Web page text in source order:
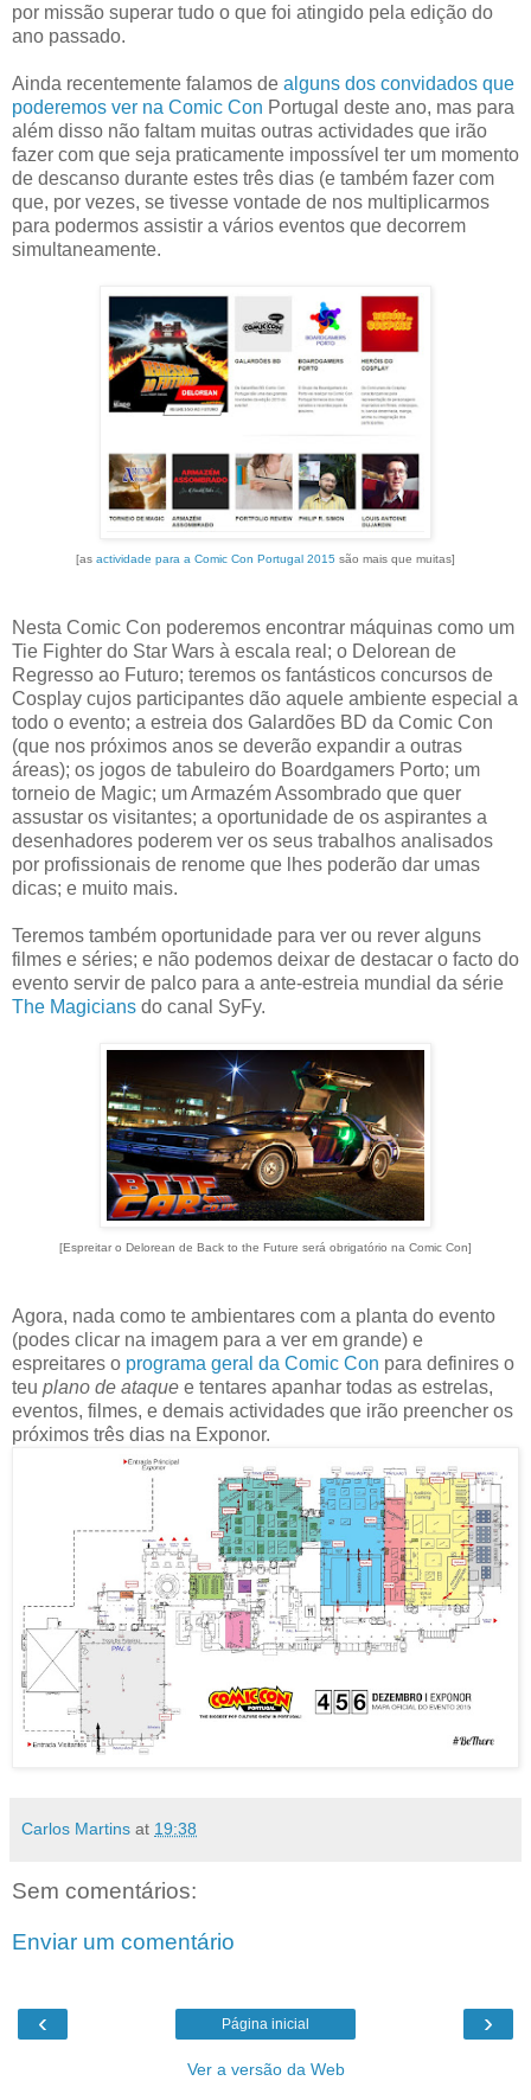
por missão superar tudo o que foi atingido pela edição do
ano passado.
Ainda recentemente falamos de alguns dos convidados que
poderemos ver na Comic Con Portugal deste ano, mas para
além disso não faltam muitas outras actividades que irão
fazer com que seja praticamente impossível ter um momento
de descanso durante estes três dias (e também fazer com
que, por vezes, se tivesse vontade de nos multiplicarmos
para podermos assistir a vários eventos que decorrem
simultaneamente.
[as actividade para a Comic Con Portugal 2015 são mais que muitas]
Nesta Comic Con poderemos encontrar máquinas como um
Tie Fighter do Star Wars à escala real; o Delorean de
Regresso ao Futuro; teremos os fantásticos concursos de
Cosplay cujos participantes dão aquele ambiente especial a
todo o evento; a estreia dos Galardões BD da Comic Con
(que nos próximos anos se deverão expandir a outras
áreas); os jogos de tabuleiro do Boardgamers Porto; um
torneio de Magic; um Armazém Assombrado que quer
assustar os visitantes; a oportunidade de os aspirantes a
desenhadores poderem ver os seus trabalhos analisados
por profissionais de renome que lhes poderão dar umas
dicas; e muito mais.
Teremos também oportunidade para ver ou rever alguns
filmes e séries; e não podemos deixar de destacar o facto do
evento servir de palco para a ante-estreia mundial da série
The Magicians do canal SyFy.
[Espreitar o Delorean de Back to the Future será obrigatório na Comic Con]
Agora, nada como te ambientares com a planta do evento
(podes clicar na imagem para a ver em grande) e
espreitares o programa geral da Comic Con para definires o
teu plano de ataque e tentares apanhar todas as estrelas,
eventos, filmes, e demais actividades que irão preencher os
próximos três dias na Exponor.
Carlos Martins at 19:38
Sem comentários:
Enviar um comentário
‹ ›
Página inicial
Ver a versão da Web